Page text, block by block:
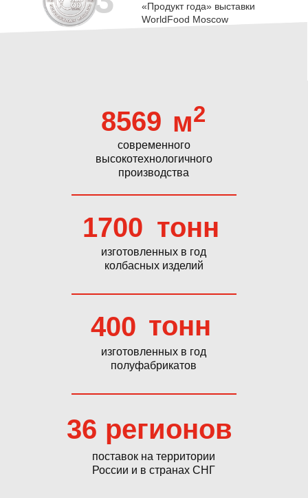
«Продукт года» выставки
WorldFood Moscow
поставок на территории
России и в странах СНГ
изготовленных в год
полуфабрикатов
изготовленных в год
колбасных изделий
400 тонн
1700 тонн
36 регионов
м2
8569
современного
высокотехнологичного
производства